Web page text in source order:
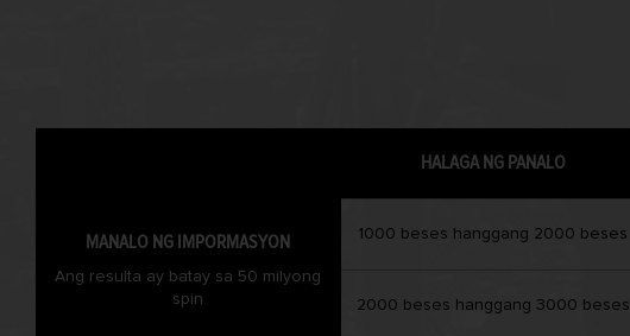
MANALO NG IMPORMASYON
Ang resulta ay batay sa 50 milyong
spin
HALAGA NG PANALO
1000 beses hanggang 2000 beses
2000 beses hanggang 3000 beses